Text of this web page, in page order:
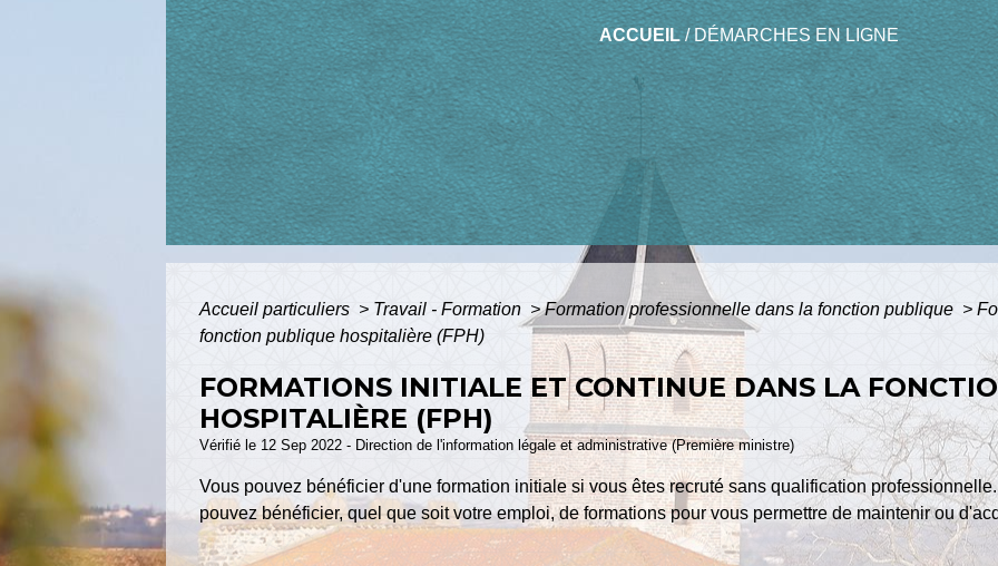
ACCUEIL/DÉMARCHES EN LIGNE
Accueil particuliers > Travail - Formation > Formation professionnelle dans la fonction publique >
fonction publique hospitalière (FPH)
FORMATIONS INITIALE ET CONTINUE DANS LA
HOSPITALIÈRE (FPH)
Vérifié le 12 Sep 2022 - Direction de l'information légale et administrative (Première ministre)
Vous pouvez bénéficier d'une formation initiale si vous êtes recruté sans qualification
pouvez bénéficier, quel que soit votre emploi, de formations pour vous permettre de maintenir ou